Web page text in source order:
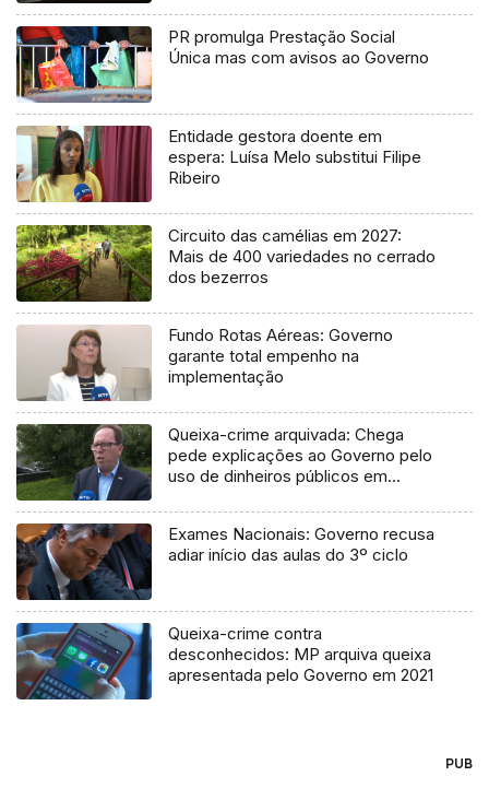
PR promulga Prestação Social
Única mas com avisos ao Governo
Entidade gestora doente em
espera: Luísa Melo substitui Filipe
Ribeiro
Circuito das camélias em 2027:
Mais de 400 variedades no cerrado
dos bezerros
Fundo Rotas Aéreas: Governo
garante total empenho na
implementação
Queixa-crime arquivada: Chega
pede explicações ao Governo pelo
uso de dinheiros públicos em
Exames Nacionais: Governo recusa
adiar início das aulas do 3º ciclo
Queixa-crime contra
desconhecidos: MP arquiva queixa
apresentada pelo Governo em 2021
PUB